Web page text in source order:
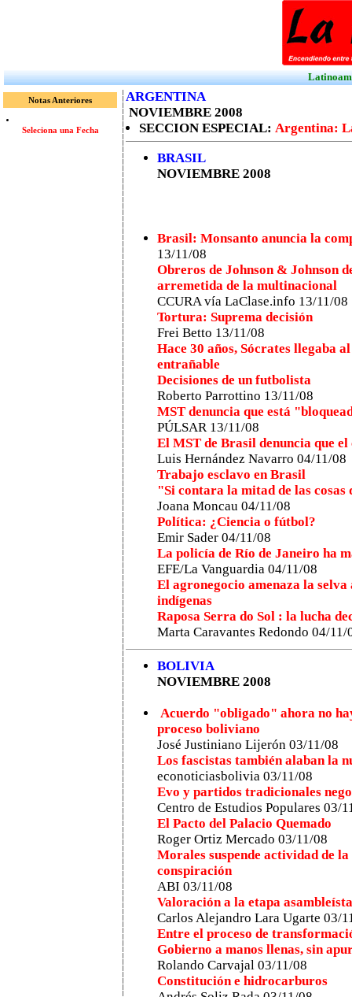
Notas Anteriores
Seleciona una Fecha
ARGENTINA
NOVIEMBRE 2008
SECCION ESPECIAL: Argentina:
BRASIL
NOVIEMBRE 2008
Brasil: Monsanto anuncia la
13/11/08
Obreros de Johnson & Johnson
arremetida de la multinacional
CCURA vía LaClase.info 13/11/08
Tortura: Suprema decisión
Frei Betto 13/11/08
Hace 30 años, Sócrates llegaba
entrañable
Decisiones de un futbolista
Roberto Parrottino 13/11/08
MST denuncia que está
PÚLSAR 13/11/08
El MST de Brasil denuncia que
Luis Hernández Navarro 04/11/08
Trabajo esclavo en Brasil
"Si contara la mitad de las cosas
Joana Moncau 04/11/08
Política: ¿Ciencia o fútbol?
Emir Sader 04/11/08
La policía de Río de Janeiro ha
EFE/La Vanguardia 04/11/08
El agronegocio amenaza la
indígenas
Raposa Serra do Sol : la lucha
Marta Caravantes Redondo 04/11/
BOLIVIA
NOVIEMBRE 2008
Acuerdo "obligado" ahora no
proceso boliviano
José Justiniano Lijerón 03/11/08
Los fascistas también alaban la
econoticiasbolivia 03/11/08
Evo y partidos tradicionales
Centro de Estudios Populares 03/
El Pacto del Palacio Quemado
Roger Ortiz Mercado 03/11/08
Morales suspende actividad de
conspiración
ABI 03/11/08
Valoración a la etapa asambleísta
Carlos Alejandro Lara Ugarte 03/
Entre el proceso de
Gobierno a manos llenas, sin
Rolando Carvajal 03/11/08
Constitución e hidrocarburos